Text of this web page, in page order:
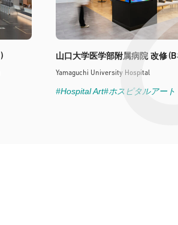
) 山口大学医学部附属病院 改修(B
Yamaguchi University Hospital
#Hospital Art#ホスピタルアート